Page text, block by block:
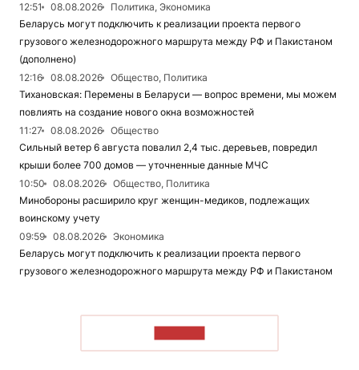
12:51
08.08.2026
Политика, Экономика
Беларусь могут подключить к реализации проекта первого
грузового железнодорожного маршрута между РФ и Пакистаном
(дополнено)
12:16
08.08.2026
Общество, Политика
Тихановская: Перемены в Беларуси — вопрос времени, мы можем
повлиять на создание нового окна возможностей
11:27
08.08.2026
Общество
Сильный ветер 6 августа повалил 2,4 тыс. деревьев, повредил
крыши более 700 домов — уточненные данные МЧС
10:50
08.08.2026
Общество, Политика
Минобороны расширило круг женщин-медиков, подлежащих
воинскому учету
09:59
08.08.2026
Экономика
Беларусь могут подключить к реализации проекта первого
грузового железнодорожного маршрута между РФ и Пакистаном